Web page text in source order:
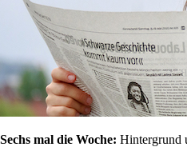
Sechs mal die Woche: Hintergrund